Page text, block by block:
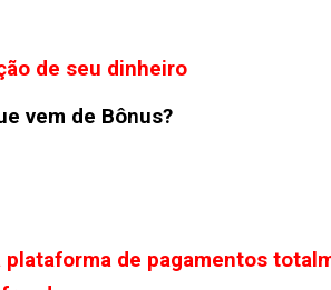
de seu dinheiro
vem de Bônus?
de pagamentos